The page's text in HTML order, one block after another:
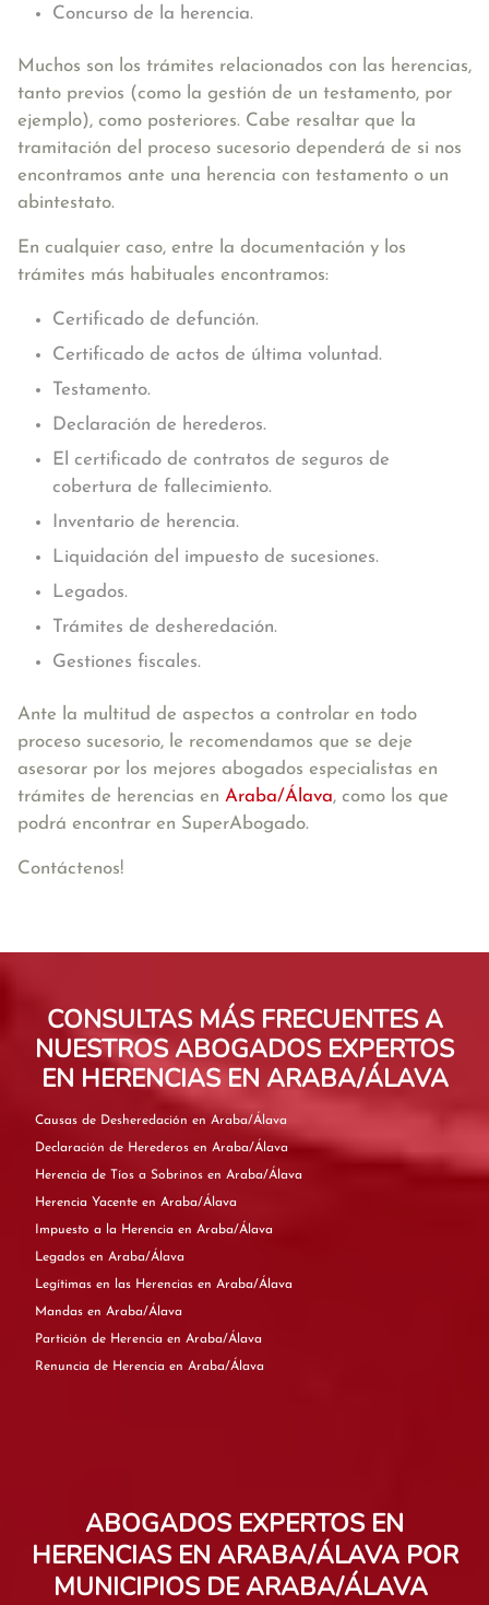
Concurso de la herencia.
Muchos son los trámites relacionados con las herencias,
tanto previos (como la gestión de un testamento, por
ejemplo), como posteriores. Cabe resaltar que la
tramitación del proceso sucesorio dependerá de si nos
encontramos ante una herencia con testamento o un
abintestato.
En cualquier caso, entre la documentación y los
trámites más habituales encontramos:
Certificado de defunción.
Certificado de actos de última voluntad.
Testamento.
Declaración de herederos.
El certificado de contratos de seguros de
cobertura de fallecimiento.
Inventario de herencia.
Liquidación del impuesto de sucesiones.
Legados.
Trámites de desheredación.
Gestiones fiscales.
Ante la multitud de aspectos a controlar en todo
proceso sucesorio, le recomendamos que se deje
asesorar por los mejores abogados especialistas en
trámites de herencias en Araba/Álava, como los que
podrá encontrar en SuperAbogado.
Contáctenos!
CONSULTAS MÁS FRECUENTES A
NUESTROS ABOGADOS EXPERTOS
EN HERENCIAS EN ARABA/ÁLAVA
Causas de Desheredación en Araba/Álava
Declaración de Herederos en Araba/Álava
Herencia de Tíos a Sobrinos en Araba/Álava
Herencia Yacente en Araba/Álava
Impuesto a la Herencia en Araba/Álava
Legados en Araba/Álava
Legítimas en las Herencias en Araba/Álava
Mandas en Araba/Álava
Partición de Herencia en Araba/Álava
Renuncia de Herencia en Araba/Álava
ABOGADOS EXPERTOS EN
HERENCIAS EN ARABA/ÁLAVA POR
MUNICIPIOS DE ARABA/ÁLAVA